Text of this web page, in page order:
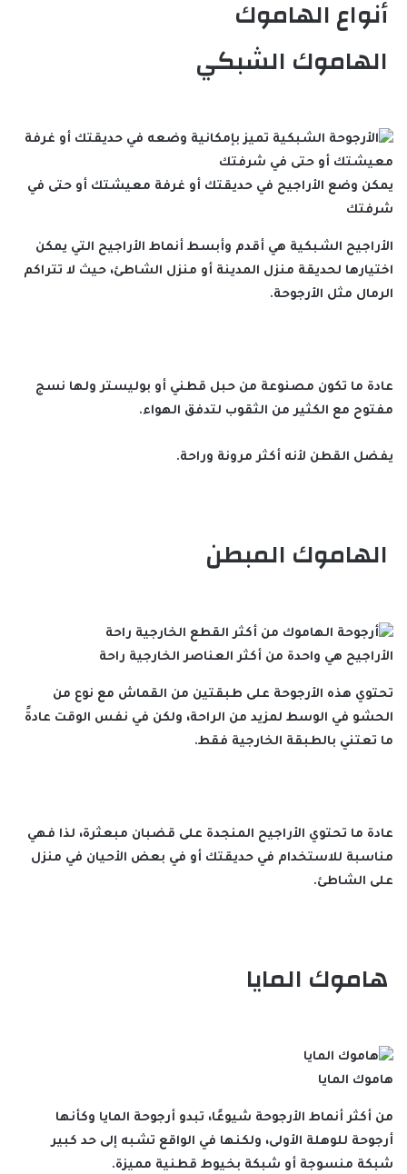
أنواع الهاموك
الهاموك الشبكي
يمكن وضع الأراجيح في حديقتك أو غرفة معيشتك أو حتى في
شرفتك
الأراجيح الشبكية هي أقدم وأبسط أنماط الأراجيح التي يمكن
اختيارها لحديقة منزل المدينة أو منزل الشاطئ، حيث لا تتراكم
الرمال مثل الأرجوحة.
عادة ما تكون مصنوعة من حبل قطني أو بوليستر ولها نسج
مفتوح مع الكثير من الثقوب لتدفق الهواء.
يفضل القطن لأنه أكثر مرونة وراحة.
الهاموك المبطن
الأراجيح هي واحدة من أكثر العناصر الخارجية راحة
تحتوي هذه الأرجوحة على طبقتين من القماش مع نوع من
الحشو في الوسط لمزيد من الراحة، ولكن في نفس الوقت عادةً
ما تعتني بالطبقة الخارجية فقط.
عادة ما تحتوي الأراجيح المنجدة على قضبان مبعثرة، لذا فهي
مناسبة للاستخدام في حديقتك أو في بعض الأحيان في منزل
على الشاطئ.
هاموك المايا
هاموك المايا
من أكثر أنماط الأرجوحة شيوعًا، تبدو أرجوحة المايا وكأنها
أرجوحة للوهلة الأولى، ولكنها في الواقع تشبه إلى حد كبير
شبكة منسوجة أو شبكة بخيوط قطنية مميزة.